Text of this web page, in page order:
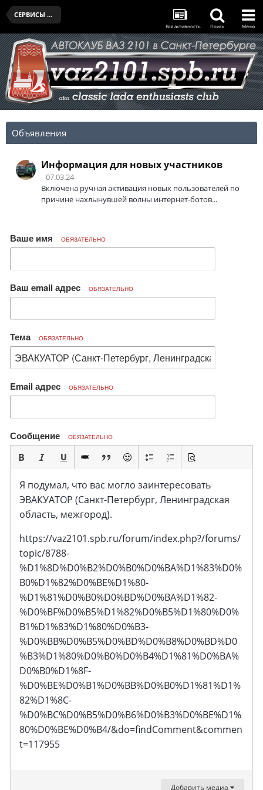
СЕРВИСЫ И ПОМОЩЬ ОДНОКЛУБНИКОВ
Вся активность Поиск Меню
Объявления
Информация для новых участников
07.03.24
Включена ручная активация новых пользователей по
причине нахлынувшей волны интернет-ботов...
Ваше имя ОБЯЗАТЕЛЬНО
Ваш email адрес ОБЯЗАТЕЛЬНО
Тема ОБЯЗАТЕЛЬНО
Email адрес ОБЯЗАТЕЛЬНО
Сообщение ОБЯЗАТЕЛЬНО
Я подумал, что вас могло заинтересовать
ЭВАКУАТОР (Санкт-Петербург, Ленинградская
область, межгород).
https://vaz2101.spb.ru/forum/index.php?/forums/
topic/8788-
%D1%8D%D0%B2%D0%B0%D0%BA%D1%83%D0%
B0%D1%82%D0%BE%D1%80-
%D1%81%D0%B0%D0%BD%D0%BA%D1%82-
%D0%BF%D0%B5%D1%82%D0%B5%D1%80%D0%
B1%D1%83%D1%80%D0%B3-
%D0%BB%D0%B5%D0%BD%D0%B8%D0%BD%D0
%B3%D1%80%D0%B0%D0%B4%D1%81%D0%BA%
D0%B0%D1%8F-
%D0%BE%D0%B1%D0%BB%D0%B0%D1%81%D1%
82%D1%8C-
%D0%BC%D0%B5%D0%B6%D0%B3%D0%BE%D1%
80%D0%BE%D0%B4/&do=findComment&commen
t=117955
Добавить медиа